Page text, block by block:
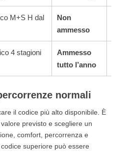
M+S H dal
Non
ammesso
4 stagioni
Ammesso
tutto l’anno
normali
il codice più alto disponibile. È
previsto e scegliere un
comfort, percorrenza e
superiore può essere